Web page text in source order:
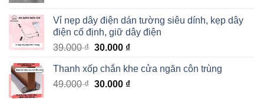
Vỉ nẹp dây điện dán tường siêu dính, kẹp dây
điện cố định, giữ dây điện
39.000₫ 30.000 ₫
Thanh xốp chắn khe cửa ngăn côn trùng
49.000₫ 30.000 ₫